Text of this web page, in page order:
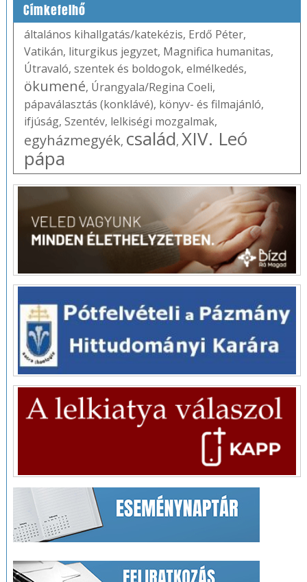
Címkefelhő
általános kihallgatás/katekézis, Erdő Péter,
Vatikán, liturgikus jegyzet, Magnifica humanitas,
Útravaló, szentek és boldogok, elmélkedés,
ökumené, Úrangyala/Regina Coeli,
pápaválasztás (konklávé), könyv- és filmajánló,
ifjúság, Szentév, lelkiségi mozgalmak,
egyházmegyék, család, XIV. Leó
pápa